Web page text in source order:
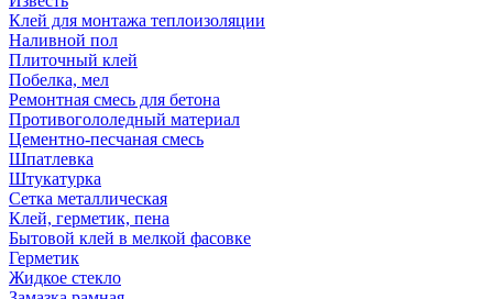
Клей для монтажа теплоизоляции
Наливной пол
Плиточный клей
Побелка, мел
Ремонтная смесь для бетона
Противогололедный материал
Цементно-песчаная смесь
Шпатлевка
Штукатурка
Сетка металлическая
Клей, герметик, пена
Бытовой клей в мелкой фасовке
Герметик
Жидкое стекло